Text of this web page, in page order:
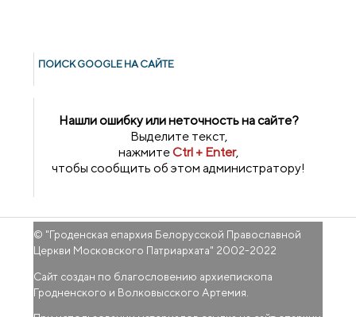
ПОИСК GOОGLE НА САЙТЕ
Нашли ошибку или неточность на сайте?
Выделите текст,
нажмитеCtrl + Enter,
чтобы сообщить об этом администратору!
© "Гроденская епархия Белорусской Православной
Церкви Московского Патриархата" 2002-2022
Сайт создан по благословению архиепископа
Гродненского и Волковысского Артемия.